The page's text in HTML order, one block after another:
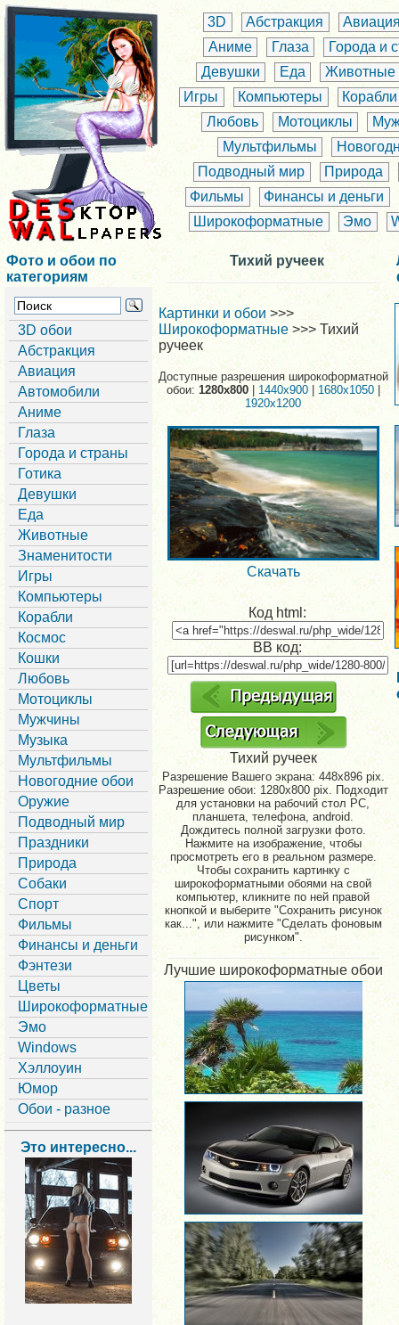
3D Абстракция
Аниме
Глаза
Города и
Девушки
Еда
Животные
Игры
Компьютеры
Корабли
Любовь
Мотоциклы
Мультфильмы
Подводный мир
Природа
Фильмы
Финансы и деньги
Широкоформатные
Эмо
Фото и обои по
категориям
3D обои
Абстракция
Авиация
Автомобили
Аниме
Глаза
Города и страны
Готика
Девушки
Еда
Животные
Знаменитости
Игры
Компьютеры
Корабли
Космос
Кошки
Любовь
Мотоциклы
Мужчины
Музыка
Мультфильмы
Новогодние обои
Оружие
Подводный мир
Праздники
Природа
Собаки
Спорт
Фильмы
Финансы и деньги
Фэнтези
Цветы
Широкоформатные
Эмо
Windows
Хэллоуин
Юмор
Обои - разное
Это интересно...
Тихий ручеек
Картинки и обои >>>
Широкоформатные>>> Тихий
ручеек
Доступные разрешения широкоформатной
обои: 1280x800 1440x900| 1680x1050
1920x1200
Скачать
Код html:
BB код:
Тихий ручеек
Разрешение Вашего экрана: 448x896 pix.
Разрешение обои: 1280x800 pix. Подходит
для установки на рабочий стол PC,
планшета, телефона, android.
Дождитесь полной загрузки фото.
Нажмите на изображение, чтобы
просмотреть его в реальном размере.
Чтобы сохранить картинку с
широкоформатными обоями на свой
компьютер, кликните по ней правой
кнопкой и выберите "Сохранить рисунок
как...", или нажмите "Сделать фоновым
рисунком".
Лучшие широкоформатные обои